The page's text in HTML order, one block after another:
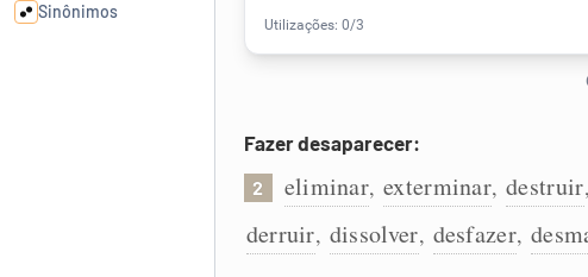
Sinônimos
Fazer desaparecer:
2 eliminar, exterminar, destruir,
derruir, dissolver, desfazer,